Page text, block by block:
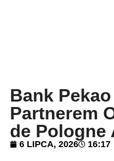
Bank
Partnerem
de Pologne
6 LIPCA, 2026 16:17